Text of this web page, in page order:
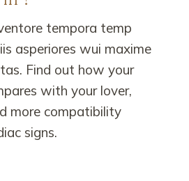
tempora temp
asperiores wui maxime
Find out how your
with your lover,
more compatibility
signs.